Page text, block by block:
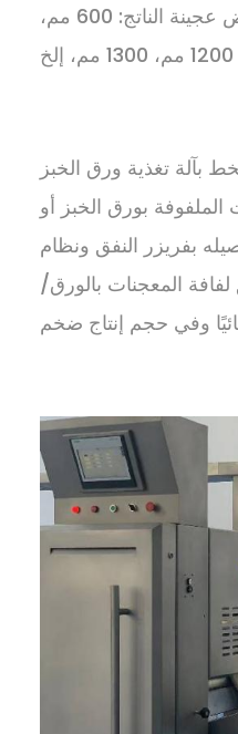
إنتاج رقائق المعجنات بعرض عجينة الناتج: 600 مم،
بآلة تغذية ورق الخبز
الملفوفة بورق الخبز أو
بفريزر النفق ونظام
لفافة المعجنات بالورق/